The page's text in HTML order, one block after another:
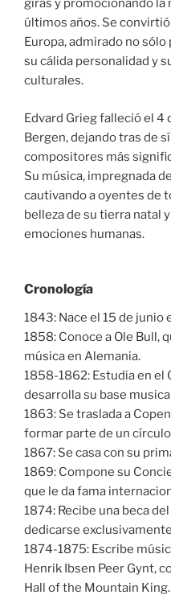
giras y promocionando la
últimos años. Se
Europa, admirado no
su cálida personalidad y
culturales.
Edvard Grieg falleció el 4
Bergen, dejando tras de
compositores más
Su música, impregnada
cautivando a oyentes de
belleza de su tierra natal
emociones humanas.
Cronología
1843: Nace el 15 de junio
1858: Conoce a Ole Bull,
música en Alemania.
1858-1862: Estudia en el
desarrolla su base
1863: Se traslada a
formar parte de un
1867: Se casa con su
1869: Compone su
que le da fama
1874: Recibe una beca
dedicarse
1874-1875: Escribe
Henrik Ibsen Peer Gynt,
Hall of the Mountain King.